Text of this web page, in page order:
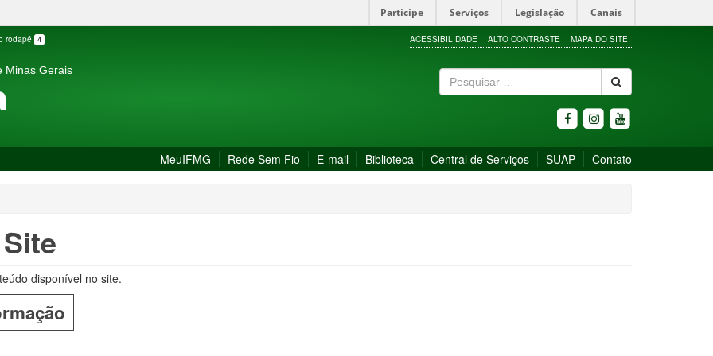
Participe Serviços Legislação Canais
rodapé 4 ACESSIBILIDADE ALTO CONTRASTE MAPA DO SITE
Minas Gerais
e
s
q
u
i
MeuIFMG Rede Sem Fio E-mail Biblioteca Central de Serviços SUAP Contato
disponível no site.